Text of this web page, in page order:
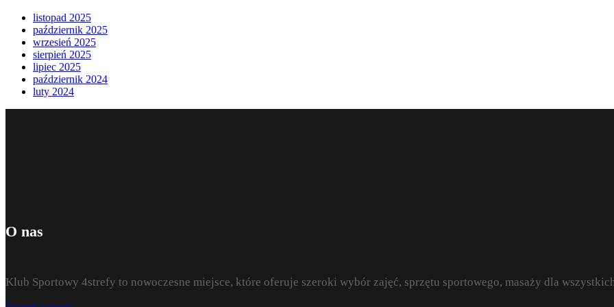
listopad 2025
październik 2025
wrzesień 2025
sierpień 2025
lipiec 2025
październik 2024
luty 2024
O nas
Klub Sportowy 4strefy to nowoczesne miejsce, które oferuje szeroki wybór zajęć, sprzętu sportowego, masaży dla